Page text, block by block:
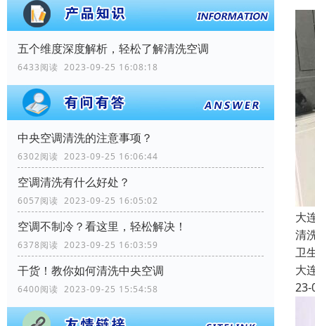
五个维度深度解析，轻松了解清洗空调
6433阅读 2023-09-25 16:08:18
中央空调清洗的注意事项？
6302阅读 2023-09-25 16:06:44
空调清洗有什么好处？
6057阅读 2023-09-25 16:05:02
空调不制冷？看这里，轻松解决！
6378阅读 2023-09-25 16:03:59
干货！教你如何清洗中央空调
6400阅读 2023-09-25 15:54:58
大
清
卫
大
23-